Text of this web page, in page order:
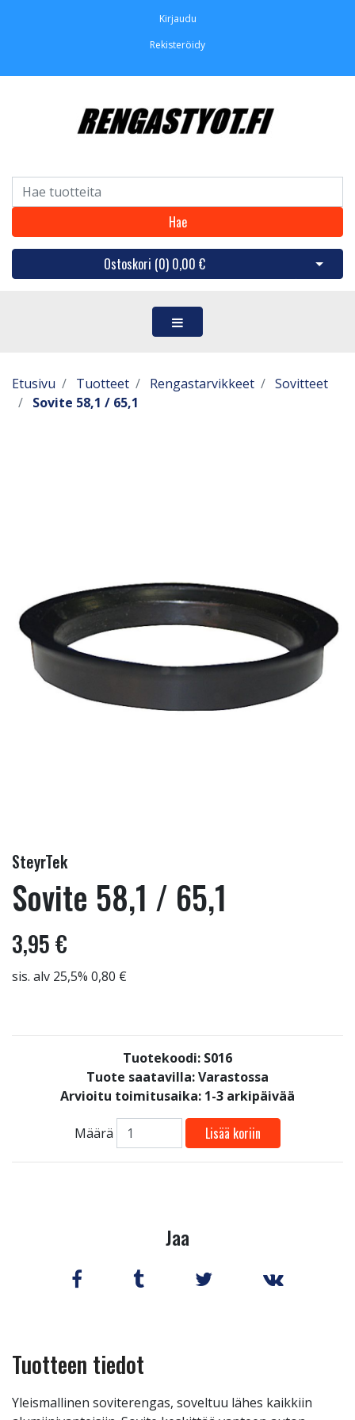
Kirjaudu
Rekisteröidy
Hae
Ostoskori (0) 0,00 € Avaa
Etusivu Tuotteet Rengastarvikkeet
Sovitteet
Sovite 58,1 / 65,1
SteyrTek
Sovite 58,1 / 65,1
3,95 €
sis. alv 25,5% 0,80 €
Tuotekoodi: S016
Tuote saatavilla:Varastossa
Arvioitu toimitusaika: 1-3 arkipäivää
Määrä Lisää koriin
Jaa
Tuotteen tiedot
Yleismallinen soviterengas, soveltuu lähes kaikkiin